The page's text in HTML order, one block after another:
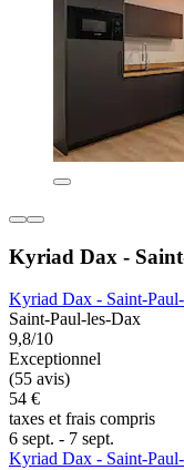
Kyriad Dax -
Kyriad Dax - Saint-
Saint-Paul-les-Dax
9,8/10
Exceptionnel
(55 avis)
54 €
taxes et frais compris
6 sept. - 7 sept.
Kyriad Dax - Saint-